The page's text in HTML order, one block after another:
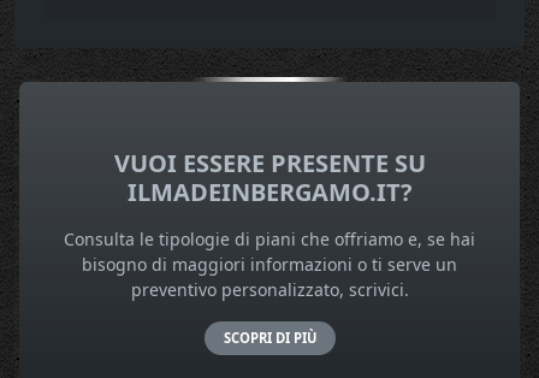
VUOI ESSERE PRESENTE SU
ILMADEINBERGAMO.IT?
Consulta le tipologie di piani che offriamo e, se hai
bisogno di maggiori informazioni o ti serve un
preventivo personalizzato, scrivici.
SCOPRI DI PIÙ